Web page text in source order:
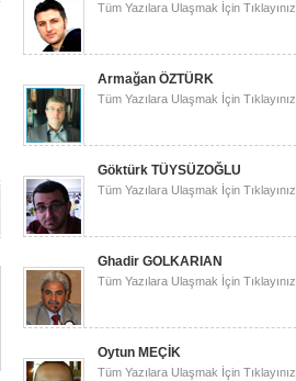
Tüm Yazılara Ulaşmak İçin Tıklayınız.
Armağan ÖZTÜRK
Tüm Yazılara Ulaşmak İçin Tıklayınız.
Göktürk TÜYSÜZOĞLU
Tüm Yazılara Ulaşmak İçin Tıklayınız.
Ghadir GOLKARIAN
Tüm Yazılara Ulaşmak İçin Tıklayınız.
Oytun MEÇİK
Tüm Yazılara Ulaşmak İçin Tıklayınız.